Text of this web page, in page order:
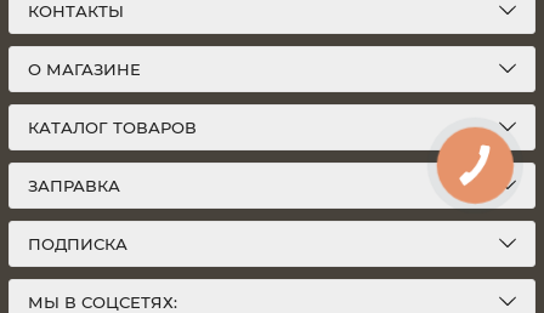
КОНТАКТЫ
О МАГАЗИНЕ
КАТАЛОГ ТОВАРОВ
ЗАПРАВКА
ПОДПИСКА
МЫ В СОЦСЕТЯХ: